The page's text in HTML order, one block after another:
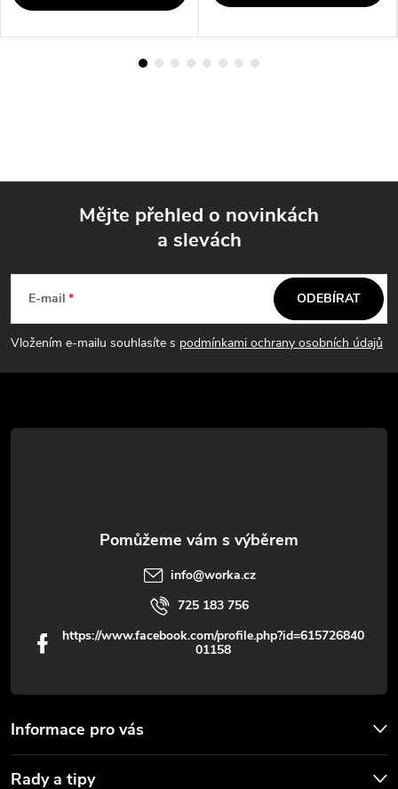
p
a
t
Mějte přehled o novinkách
a slevách
E-mail
Vložením e-mailu souhlasíte s podmínkami ochrany osobních údajů
ODEBÍRAT
Informace pro vás
Rady a tipy
info@worka.cz
725 183 756
https://www.facebook.com/profile.php?id=615726840
01158